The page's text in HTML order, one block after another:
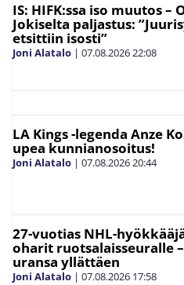
IS: HIFK:ssa iso muutos –
Jokiselta paljastus:
etsittiin isosti”
Joni Alatalo | 07.08.202622:08
LA Kings -legenda Anze
upea kunnianosoitus!
Joni Alatalo | 07.08.202620:44
27-vuotias NHL-
oharit ruotsalaisseuralle
uransa yllättäen
Joni Alatalo | 07.08.2026 17:58